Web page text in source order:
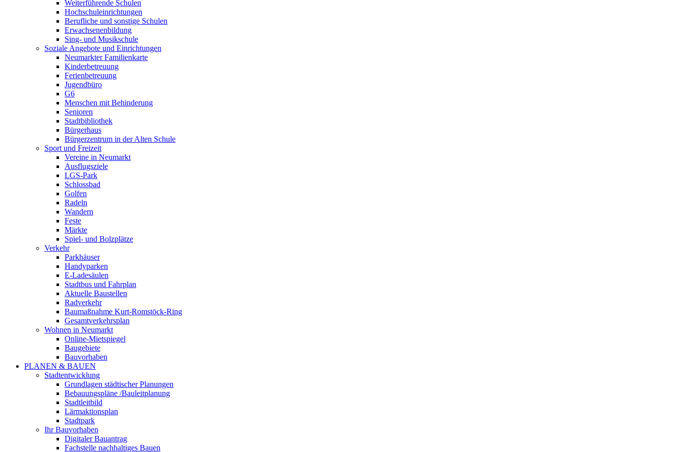
Weiterführende Schulen
Hochschuleinrichtungen
Berufliche und sonstige Schulen
Erwachsenenbildung
Sing- und Musikschule
Soziale Angebote und Einrichtungen
Neumarkter Familienkarte
Kinderbetreuung
Ferienbetreuung
Jugendbüro
G6
Menschen mit Behinderung
Senioren
Stadtbibliothek
Bürgerhaus
Bürgerzentrum in der Alten Schule
Sport und Freizeit
Vereine in Neumarkt
Ausflugsziele
LGS-Park
Schlossbad
Golfen
Radeln
Wandern
Feste
Märkte
Spiel- und Bolzplätze
Verkehr
Parkhäuser
Handyparken
E-Ladesäulen
Stadtbus und Fahrplan
Aktuelle Baustellen
Radverkehr
Baumaßnahme Kurt-Romstöck-Ring
Gesamtverkehrsplan
Wohnen in Neumarkt
Online-Mietspiegel
Baugebiete
Bauvorhaben
PLANEN & BAUEN
Stadtentwicklung
Grundlagen städtischer Planungen
Bebauungspläne /Bauleitplanung
Stadtleitbild
Lärmaktionsplan
Stadtpark
Ihr Bauvorhaben
Digitaler Bauantrag
Fachstelle nachhaltiges Bauen